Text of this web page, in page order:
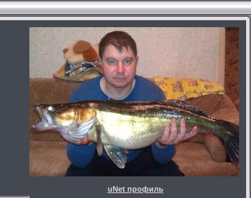
uNet профиль